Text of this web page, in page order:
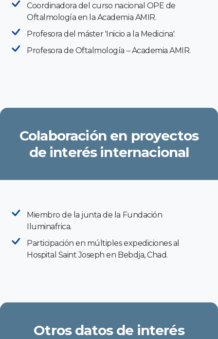
Coordinadora del curso nacional OPE de
Oftalmología en la Academia AMIR.
Profesora del máster 'Inicio a la Medicina'.
Profesora de Oftalmología – Academia AMIR.
Colaboración en proyectos
de interés internacional
Miembro de la junta de la Fundación
Iluminafrica.
Participación en múltiples expediciones al
Hospital Saint Joseph en Bebdja, Chad.
Otros datos de interés